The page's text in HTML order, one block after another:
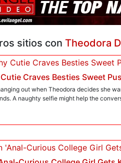
sitios con Theodora
Craves Besties Sweet
out when Theodora decides she
A naughty selfie might help the